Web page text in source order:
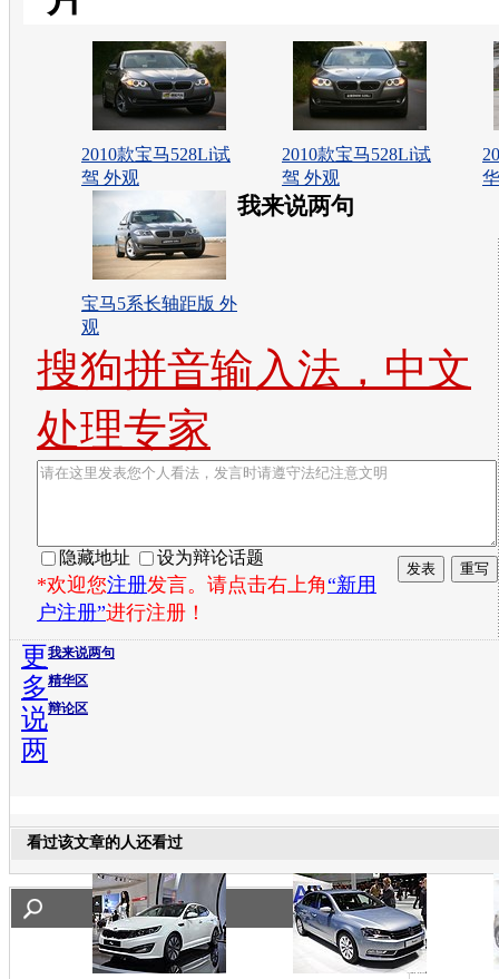
2010款宝马528Li试
驾 外观
2010款宝马528Li试
驾 外观
宝马5系长轴距版 外
观
我来说两句
搜狗拼音输入法，中文
处理专家
隐藏地址 设为辩论话题
*欢迎您注册发言。请点击右上角“新用
户注册”进行注册！
我来说两句
精华区
辩论区
更
多
说
两
看过该文章的人还看过